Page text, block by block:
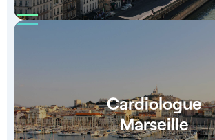
Cardiologue
Marseille